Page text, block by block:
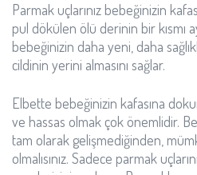
Parmak uçlarınız bebeğinizin
pul dökülen ölü derinin bir kısmı
bebeğinizin daha yeni, daha
cildinin yerini almasını sağlar.
Elbette bebeğinizin kafasına
ve hassas olmak çok önemlidir.
tam olarak gelişmediğinden,
olmalısınız. Sadece parmak